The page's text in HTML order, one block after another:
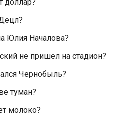
доллар?
Юлия Началова?
не пришел на стадион?
Чернобыль?
туман?
молоко?